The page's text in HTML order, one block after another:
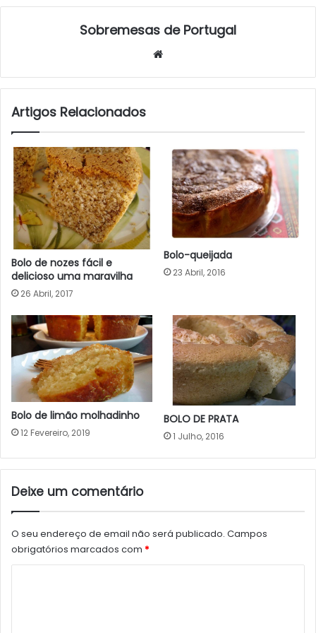
Sobremesas de Portugal
Artigos Relacionados
Bolo de nozes fácil e
delicioso uma maravilha
26 Abril, 2017
Bolo-queijada
23 Abril, 2016
Bolo de limão molhadinho
12 Fevereiro, 2019
BOLO DE PRATA
1 Julho, 2016
Deixe um comentário
O seu endereço de email não será publicado. Campos
obrigatórios marcados com *